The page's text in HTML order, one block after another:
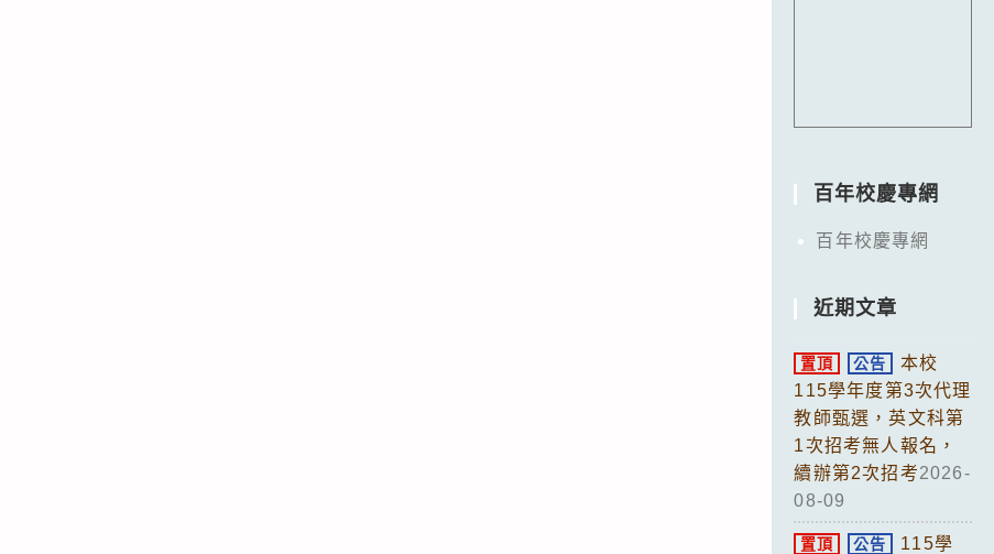
百年校慶專網
百年校慶專網
近期文章
置頂 公告
本校
115學年度第3次代理
教師甄選，英文科第
1次招考無人報名，
續辦第2次招考2026-
08-09
置頂 公告
115學